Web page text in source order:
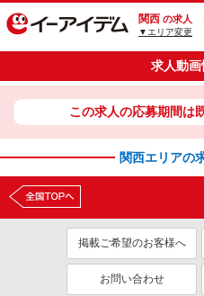
関西 の求人
▼エリア変更
求人動
この求人の応募期間は
関西エリアの
掲載ご希望のお客様へ
お問い合わせ